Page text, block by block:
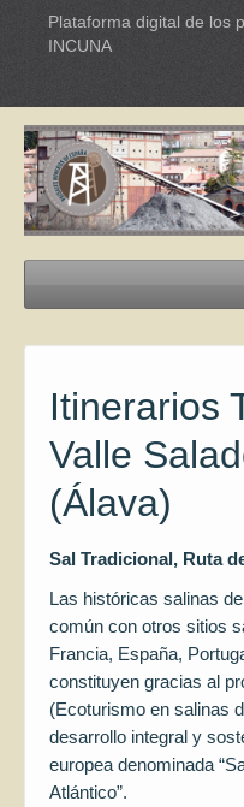
Plataforma digital de los
INCUNA
Documentación
Itinerarios
Valle
(Álava)
Sal Tradicional, Ruta
Las históricas salinas
común con otros sitios
Francia, España,
constituyen gracias al
(Ecoturismo en salinas
desarrollo integral y
europea denominada
Atlántico”.